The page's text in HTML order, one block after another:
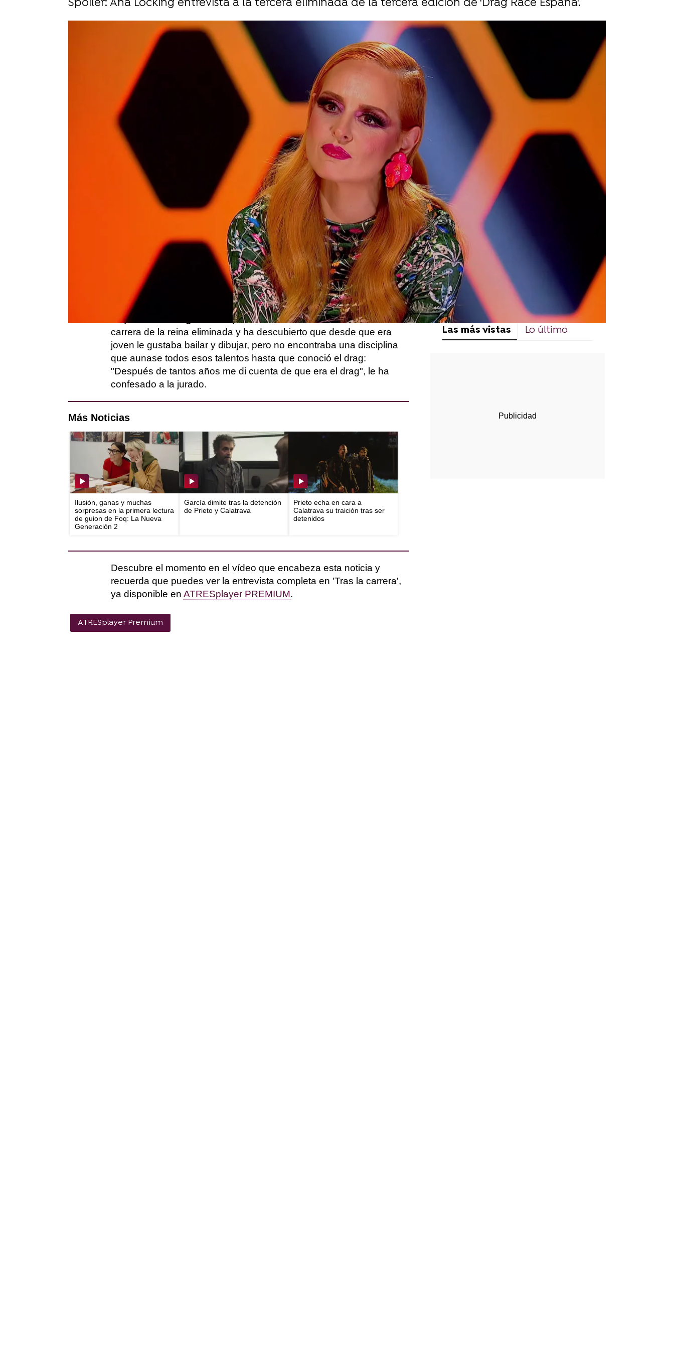
Spoiler: Ana Locking entrevista a la tercera eliminada de la tercera edición de 'Drag Race España'.
Carlota Galdón
01 de mayo de 2023, 10:51 WhatsappFacebook
TwitterFlipboard
A medida que avanza la competición, el nivel de ' Drag Race España'
aumenta y sólo podrán quedar las mejores.
Por desgracia, la tercera eliminada no ha podido continuar en el
programa, pero antes de ser despedida, Ana Lockingle concede
una entrevista en '
Tras la carrera'.
La jurado de ' Drag Race España' ha ahondado en los inicios de la
carrera de la reina eliminada y ha descubierto que desde que era
joven le gustaba bailar y dibujar, pero no encontraba una disciplina
que aunase todos esos talentos hasta que conoció el drag:
"Después de tantos años me di cuenta de que era el drag", le ha
confesado a la jurado.
Más Noticias
Ilusión, ganas y muchas
sorpresas en la primera lectura
de guion de Foq: La Nueva
Generación 2
García dimite tras la detención
de Prieto y Calatrava
Prieto echa en cara a
Calatrava su traición tras ser
detenidos
Descubre el momento en el vídeo que encabeza esta noticia y
recuerda que puedes ver la entrevista completa en 'Tras la carrera',
ya disponible en ATRESplayer PREMIUM.
ATRESplayer Premium
Las más vistas Lo último